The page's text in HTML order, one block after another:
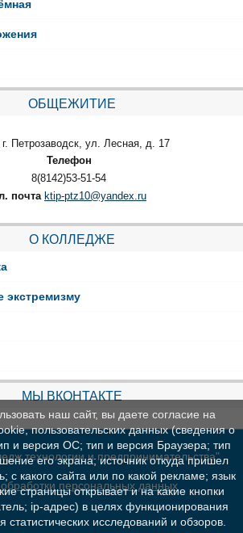
ОБЩЕЖИТИЕ
г. Петрозаводск, ул. Лесная, д. 17
Телефон
8(8142)53-51-54
почта ktip-ptz10@yandex.ru
О КОЛЛЕДЖЕ
экстремизму
МЫ ВКОНТАКТЕ
технологии и предпринимательства"
персональных данных
наш сайт, вы даете согласие на
пользовательских данных (сведения о
и версия ОС; тип и версия Браузера; тип
его экрана; источник откуда пришел
с какого сайта или по какой рекламе; язык
страницы открывает и на какие кнопки
ip-адрес) в целях функционирования
статистических исследований и обзоров.